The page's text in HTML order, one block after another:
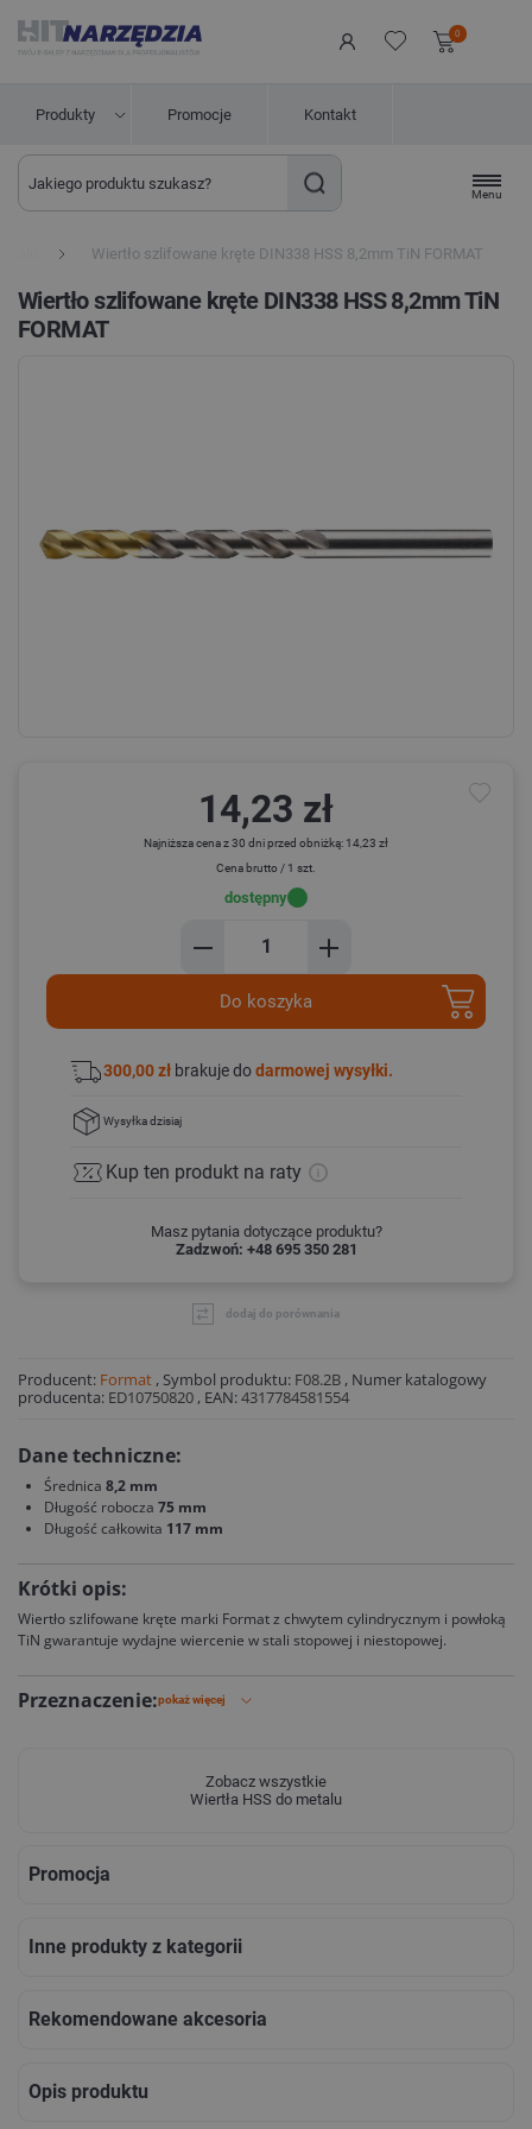
0
Produkty Promocje Kontakt
Menu
Wiertło szlifowane kręte DIN338 HSS 8,2mm TiN FORMAT
Wiertło szlifowane kręte DIN338 HSS 8,2mm TiN
FORMAT
14,23 zł
Najniższa cena z 30 dni przed obniżką: 14,23 zł
Cena brutto / 1 szt.
dostępny
Do koszyka
300,00 zł brakuje dodarmowej wysyłki.
Wysyłkadzisiaj
Kup ten produkt na raty
Masz pytania dotyczące produktu?
Zadzwoń: +48 695 350 281
dodaj do porównania
Producent: Format , Symbol produktu: F08.2B , Numer katalogowy
producenta: ED10750820 , EAN:4317784581554
Dane techniczne:
Średnica 8,2 mm
Długość robocza 75 mm
Długość całkowita 117 mm
Krótki opis:
Wiertło szlifowane kręte marki Format z chwytem cylindrycznym i powłoką
TiN gwarantuje wydajne wiercenie w stali stopowej i niestopowej.
Przeznaczenie:pokaż więcej
Zobacz wszystkie
Wiertła HSS do metalu
Promocja
Inne produkty z kategorii
Rekomendowane akcesoria
Opis produktu